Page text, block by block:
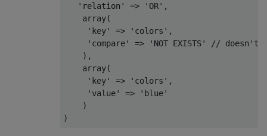
'relation'
=> 'OR' ,
    array
(
'key'
=> 'colors' ,
'compare'
=> 'NOT EXISTS'
// doesn't
),
    array
(
'key'
=> 'colors' ,
'value'
=>
'blue'
)
)